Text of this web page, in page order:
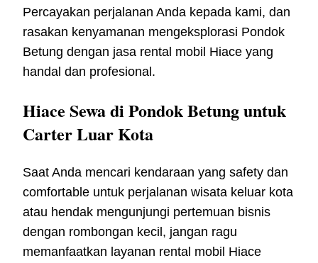
Percayakan perjalanan Anda kepada kami, dan
rasakan kenyamanan mengeksplorasi Pondok
Betung dengan jasa rental mobil Hiace yang
handal dan profesional.
Hiace Sewa di Pondok Betung untuk
Carter Luar Kota
Saat Anda mencari kendaraan yang safety dan
comfortable untuk perjalanan wisata keluar kota
atau hendak mengunjungi pertemuan bisnis
dengan rombongan kecil, jangan ragu
memanfaatkan layanan rental mobil Hiace